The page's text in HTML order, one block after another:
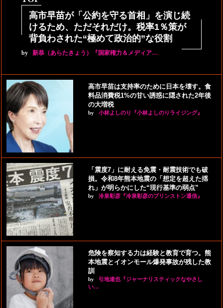
高市早苗が「公約を守る首相」を演じ続
けるため、ただそれだけ。税率1％策が
背負わされた“極めて政治的”な役割
by 新恭（あらたきょう）『国家権力＆メディア…
高市早苗は支持率のために日本を壊す。食
料品消費税1%の甘い誘惑に隠された2年後
の大増税
by 小林よしのり『小林よしのりライジング』
「震度7」に耐える免震・耐震技術でも破
損。令和8年熊本地震の「想定を超えた揺
れ」が明らかにした“現行基準の弱点”
by 冷泉彰彦『冷泉彰彦のプリンストン通信』
危険を察知する力は経験と教育で育つ。熊
本地震とイオンモール爆発事故が残した教
訓
by
引地達也『ジャーナリスティックなやさし
い…